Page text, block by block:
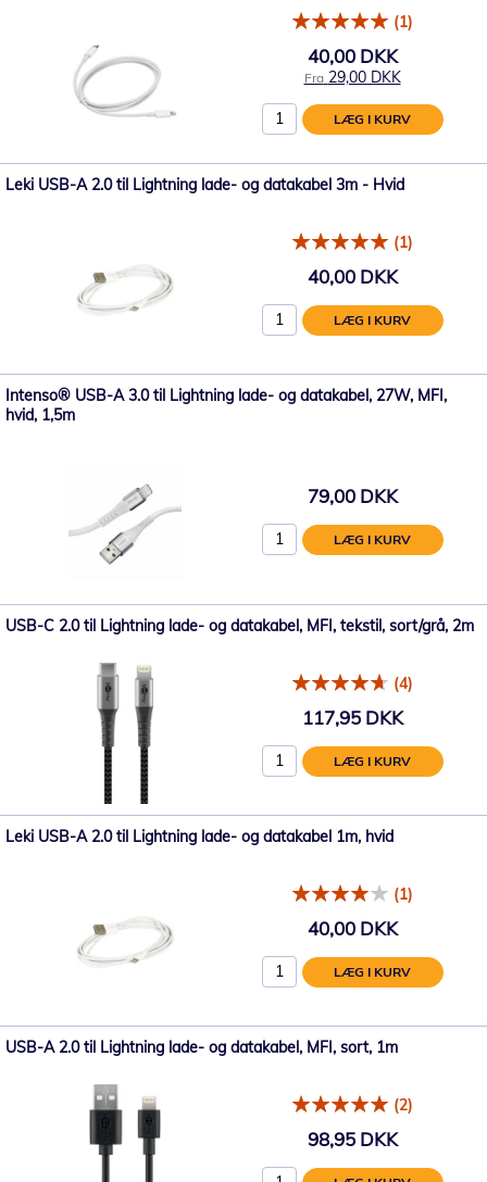
(1)
40,00 DKK
Fra 29,00 DKK
LÆG I KURV
Leki USB-A 2.0 til Lightning lade- og datakabel 3m - Hvid
(1)
40,00 DKK
LÆG I KURV
Intenso® USB-A 3.0 til Lightning lade- og datakabel, 27W, MFI,
hvid, 1,5m
79,00 DKK
LÆG I KURV
USB-C 2.0 til Lightning lade- og datakabel, MFI, tekstil, sort/grå, 2m
(4)
117,95 DKK
LÆG I KURV
Leki USB-A 2.0 til Lightning lade- og datakabel 1m, hvid
(1)
40,00 DKK
LÆG I KURV
USB-A 2.0 til Lightning lade- og datakabel, MFI, sort, 1m
(2)
98,95 DKK